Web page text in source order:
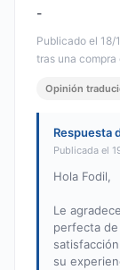
Publicado el 18/
tras una
-
Opinión
Respuesta
Publicada el
Hola Fodil,
Le
perfecta
su